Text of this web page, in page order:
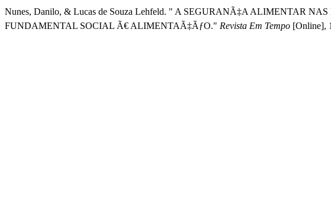
Nunes, Danilo, & Lucas de Souza Lehfeld. " A SEGURANÃ‡A ALIMENTAR
FUNDAMENTAL SOCIAL Ã€ ALIMENTAÃ‡ÃƒO." Revista Em Tempo [Online],